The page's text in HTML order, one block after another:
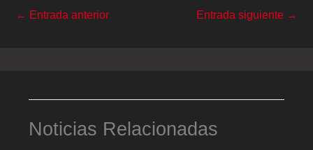
← Entrada anterior Entrada siguiente →
Noticias Relacionadas